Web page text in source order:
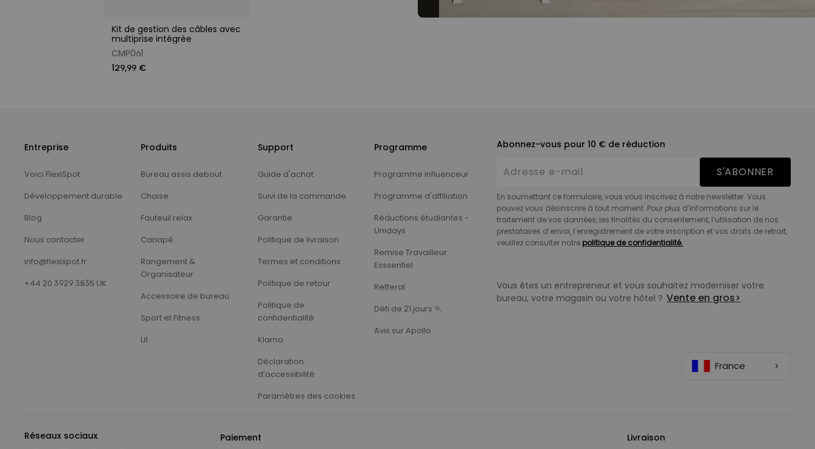
Kit de gestion des câbles avec
multiprise intégrée
CMP061
129,99 €
Entreprise
Voici FlexiSpot
Développement durable
Blog
Nous contacter
info@flexispot.fr
+44 20 3929 3835 UK
Produits
Bureau assis debout
Chaise
Fauteuil relax
Canapé
Rangement &
Organisateur
Accessoire de bureau
Sport et Fitness
Lit
Support
Guide d'achat
Suivi de la commande
Garantie
Politique de livraison
Termes et conditions
Politique de retour
Politique de
confidentialité
Klarna
Déclaration
d’accessibilité
Paramètres des cookies
Programme
Programme influenceur
Programme d'affiliation
Réductions étudiantes -
Unidays
Remise Travailleur
Esssentiel
Refferal
Défi de 21 jours 🏃‍
Avis sur Apollo
Abonnez-vous pour 10 € de réduction
S'ABONNER
En soumettant ce formulaire, vous vous inscrivez à notre newsletter. Vous
pouvez vous désinscrire à tout moment. Pour plus d’informations sur le
traitement de vos données, les finalités du consentement, l’utilisation de nos
prestataires d’envoi, l’enregistrement de votre inscription et vos droits de retrait,
veuillez consulter notre politique de confidentialité.
Vous êtes un entrepreneur et vous souhaitez moderniser votre
bureau, votre magasin ou votre hôtel ? Vente en gros>
France
Réseaux sociaux Paiement Livraison